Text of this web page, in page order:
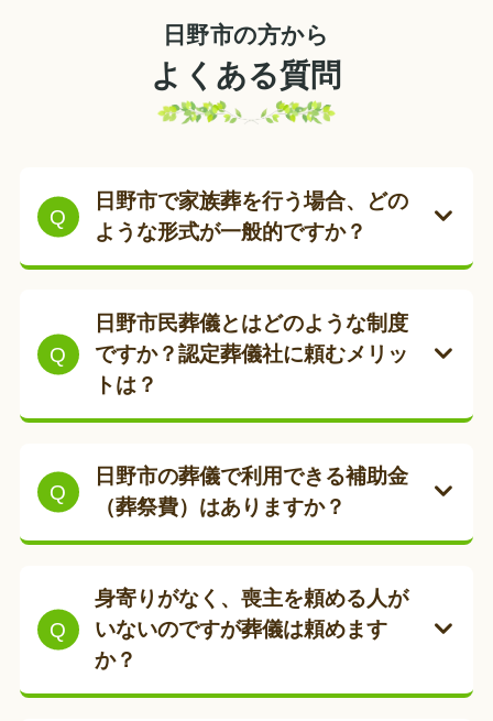
日野市の方から
よくある質問
日野市で家族葬を行う場合、どの
ような形式が一般的ですか？
で、故人様との時間を大切にするお別
れの形です。日野市においては、主に
以下の2つの公営施設を利用するケー
日野市営火葬場（日野市多摩平）
を利用する場合日野市民の方は
火
葬料が無料です。ただし、式場が
併設されていないため、近隣の民
間斎場やご自宅で儀式を行い、火
葬場へ移動する形になります。
南多摩斎場（町田市）を利用する
場合日野市民も「組織内住民」と
日野市民葬儀とはどのような制度
ですか？認定葬儀社に頼むメリッ
トは？
が安心して経済的に葬儀を行えるよ
う、市が内容と料金（規格）を定めた
【認定葬儀社に依頼するメリット】
弊社は日野市の認定葬儀社ですので、
市が定めた適正な協定料金で葬儀を執
り行うことが可能です。
日野市の葬儀で利用できる補助金
（葬祭費）はありますか？
保険、または後期高齢者医療制度に加
入されていた方が亡くなった場合、葬
儀を行った方（喪主様）に対して「葬
身寄りがなく、喪主を頼める人が
いないのですが葬儀は頼めます
か？